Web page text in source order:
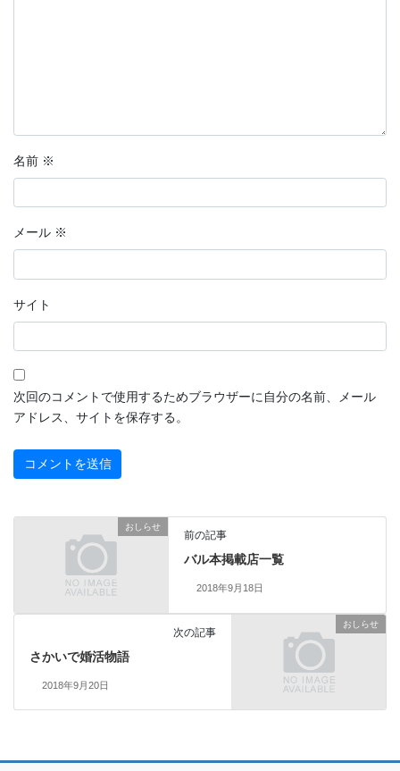
名前 ※
メール ※
サイト
次回のコメントで使用するためブラウザーに自分の名前、メール
アドレス、サイトを保存する。
おしらせ
前の記事
バル本掲載店一覧
2018年9月18日
おしらせ
次の記事
さかいで婚活物語
2018年9月20日